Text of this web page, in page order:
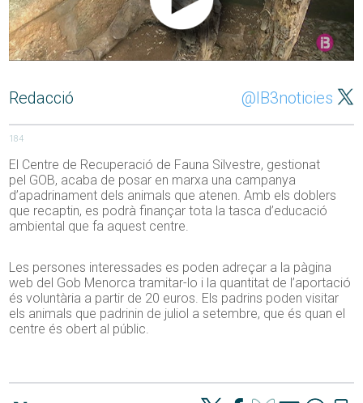
Redacció @IB3noticies
184
El Centre de Recuperació de Fauna Silvestre, gestionat
pel GOB, acaba de posar en marxa una campanya
d’apadrinament dels animals que atenen. Amb els doblers
que recaptin, es podrà finançar tota la tasca d’educació
ambiental que fa aquest centre.
Les persones interessades es poden adreçar a la pàgina
web del Gob Menorca tramitar-lo i la quantitat de l’aportació
és voluntària a partir de 20 euros. Els padrins poden visitar
els animals que padrinin de juliol a setembre, que és quan el
centre és obert al públic.